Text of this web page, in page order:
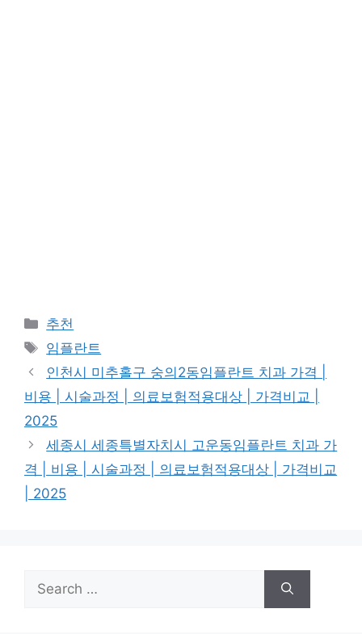
Categories
추천
Tags
임플란트
인천시 미추홀구 숭의2동임플란트 치과 가격 |
비용 | 시술과정 | 의료보험적용대상 | 가격비교 |
2025
세종시 세종특별자치시 고운동임플란트 치과 가
격 | 비용 | 시술과정 | 의료보험적용대상 | 가격비교
| 2025
for: